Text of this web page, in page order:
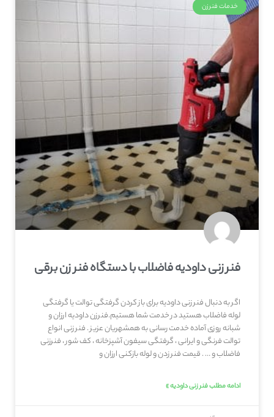
خدمات فنرزن
فنر زنی داودیه فاضلاب با دستگاه فنر زن برقی
اگر به دنبال فنر زنی داودیه برای باز کردن گرفتگی توالت یا گرفتگی
لوله فاضلاب هستید در خدمت شما هستیم.فنرزن داودیه ارزان و
شبانه روزی آماده خدمت رسانی به همشهریان عزیز . فنر زنی انواع
توالت فرنگی و ایرانی ، گرفتگی سیفون آشپزخانه ، کف شور ، فنرزنی
فاضلاب و … . قیمت فنر زدن و لوله بازکنی ارزان و
ادامه مطلب فنر زنی داودیه »